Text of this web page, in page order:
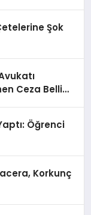
Şok
Ceza Belli
Öğrenci
Korkunç